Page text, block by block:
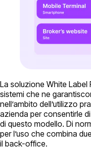
La soluzione White Label
sistemi che ne
nell’ambito dell’utilizzo
azienda per consentirle
di questo modello. Di
per l’uso che combina
il back-office.